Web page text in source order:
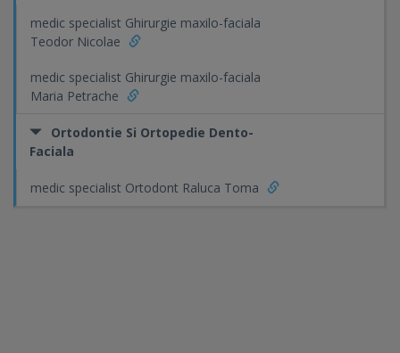
medic specialist Ghirurgie maxilo-faciala
Teodor Nicolae
medic specialist Ghirurgie maxilo-faciala
Maria Petrache
Ortodontie Si Ortopedie Dento-
Faciala
medic specialist Ortodont Raluca Toma